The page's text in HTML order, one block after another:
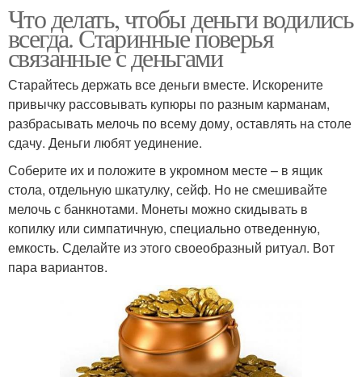
Что делать, чтобы деньги водились
всегда. Старинные поверья
связанные с деньгами
Старайтесь держать все деньги вместе. Искорените
привычку рассовывать купюры по разным карманам,
разбрасывать мелочь по всему дому, оставлять на столе
сдачу. Деньги любят уединение.
Соберите их и положите в укромном месте – в ящик
стола, отдельную шкатулку, сейф. Но не смешивайте
мелочь с банкнотами. Монеты можно скидывать в
копилку или симпатичную, специально отведенную,
емкость. Сделайте из этого своеобразный ритуал. Вот
пара вариантов.